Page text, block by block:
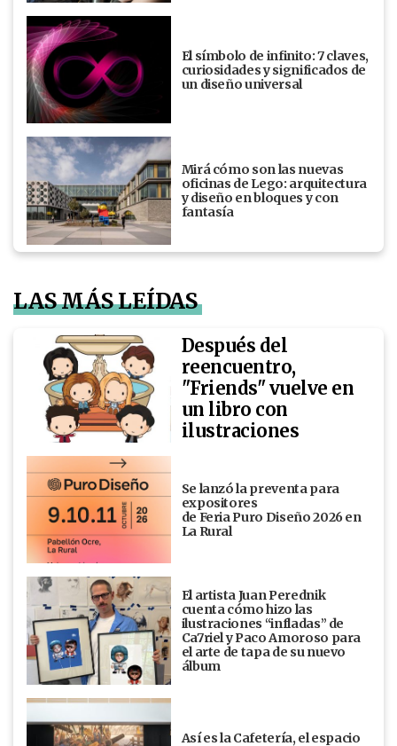
El símbolo de infinito: 7 claves,
curiosidades y significados de
un diseño universal
Mirá cómo son las nuevas
oficinas de Lego: arquitectura
y diseño en bloques y con
fantasía
LAS MÁS LEÍDAS
Después del
reencuentro,
"Friends" vuelve en
un libro con
ilustraciones
Se lanzó la preventa para
expositores
de Feria Puro Diseño 2026 en
La Rural
El artista Juan Perednik
cuenta cómo hizo las
ilustraciones “infladas” de
Ca7riel y Paco Amoroso para
el arte de tapa de su nuevo
álbum
Así es la Cafetería, el espacio